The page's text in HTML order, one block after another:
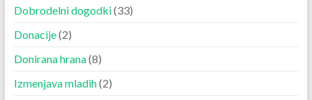
Dobrodelni dogodki(33)
Donacije(2)
Donirana hrana(8)
Izmenjava mladih(2)